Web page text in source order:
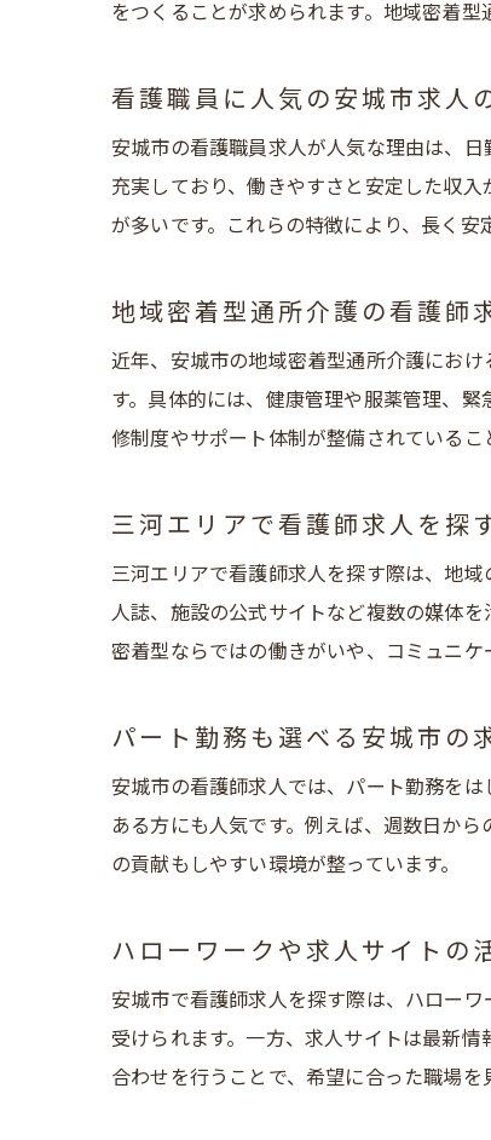
をつくることが求められます。地域密着
看護職員に人気の安城市求人
安城市の看護職員求人が人気な理由は、
充実しており、働きやすさと安定した収
が多いです。これらの特徴により、長く安
地域密着型通所介護の看護師
近年、安城市の地域密着型通所介護にお
す。具体的には、健康管理や服薬管理、
修制度やサポート体制が整備されているこ
三河エリアで看護師求人を探
三河エリアで看護師求人を探す際は、地
人誌、施設の公式サイトなど複数の媒体
密着型ならではの働きがいや、コミュニケ
パート勤務も選べる安城市の
安城市の看護師求人では、パート勤務を
ある方にも人気です。例えば、週数日か
の貢献もしやすい環境が整っています。
ハローワークや求人サイトの
安城市で看護師求人を探す際は、ハロー
受けられます。一方、求人サイトは最新
合わせを行うことで、希望に合った職場を